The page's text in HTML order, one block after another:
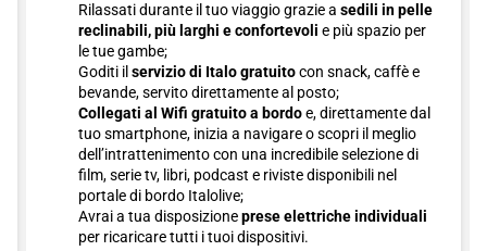
Rilassati durante il tuo viaggio grazie a sedili in pelle
reclinabili, più larghi e confortevoli e più spazio per
le tue gambe;
Goditi il servizio di Italo gratuitocon snack, caffè e
bevande, servito direttamente al posto;
Collegati al Wifi gratuito a bordoe, direttamente dal
tuo smartphone, inizia a navigare o scopri il meglio
dell’intrattenimento con una incredibile selezione di
film, serie tv, libri, podcast e riviste disponibili nel
portale di bordo Italolive;
Avrai a tua disposizioneprese elettriche individuali
per ricaricare tutti i tuoi dispositivi.